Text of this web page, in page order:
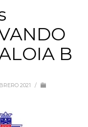
B
2021
/